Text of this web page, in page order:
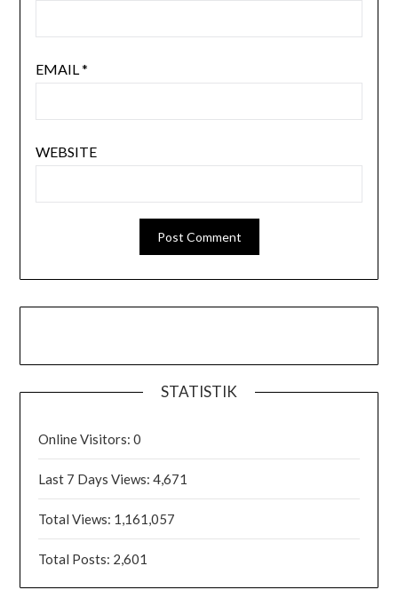
EMAIL*
WEBSITE
STATISTIK
Online Visitors:0
Last 7 Days Views:4,671
Total Views: 1,161,057
Total Posts: 2,601